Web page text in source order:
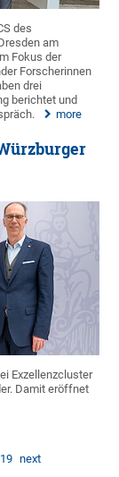
des
am
Fokus der
Forscherinnen
drei
berichtet und
more
Exzellenzcluster
Damit eröffnet
19 next